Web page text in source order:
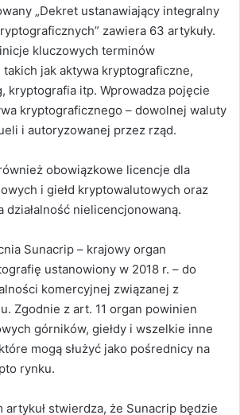
„Dekret ustanawiający integralny
zawiera 63 artykuły.
kluczowych terminów
jak aktywa kryptograficzne,
kryptografia itp. Wprowadza pojęcie
kryptograficznego – dowolnej waluty
i autoryzowanej przez rząd.
obowiązkowe licencje dla
i giełd kryptowalutowych oraz
działalność nielicencjonowaną.
Sunacrip – krajowy organ
ustanowiony w 2018 r. – do
komercyjnej związanej z
Zgodnie z art. 11 organ powinien
górników, giełdy i wszelkie inne
mogą służyć jako pośrednicy na
rynku.
artykuł stwierdza, że Sunacrip będzie